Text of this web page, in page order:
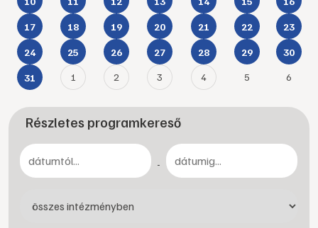
17 18 19 20 21 22 23
24 25 26 27 28 29 30
31 1 2 3 4 5 6
Részletes programkereső
-